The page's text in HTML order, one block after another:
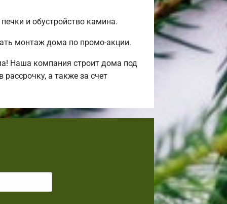
и обустройство камина.
монтаж дома по промо-акции.
Наша компания строит дома под
а также за счет